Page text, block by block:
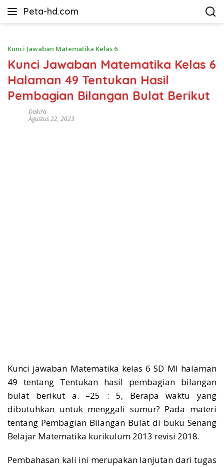
Peta-hd.com
Kumpulan
HD
Kunci Jawaban Matematika Kelas 6
Kunci Jawaban Matematika Kelas 6
Halaman 49 Tentukan Hasil
Pembagian Bilangan Bulat Berikut
Dakira
Agustus 22, 2023
Kunci jawaban Matematika kelas 6 SD MI halaman
49 tentang Tentukan hasil pembagian bilangan
bulat berikut a. –25 : 5, Berapa waktu yang
dibutuhkan untuk menggali sumur? Pada materi
tentang Pembagian Bilangan Bulat di buku Senang
Belajar Matematika kurikulum 2013 revisi 2018.
Pembahasan kali ini merupakan lanjutan dari tugas